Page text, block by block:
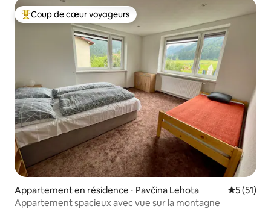
Coups de cœur voyageurs les plus appréciés
Coup de cœur voyageurs
Appartement en résidence ⋅ Pavčina Lehota
5 (51)
Appartement spacieux avec vue sur la montagne